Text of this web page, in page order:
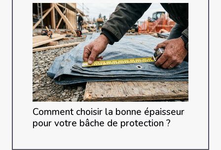
Comment choisir la bonne épaisseur
pour votre bâche de protection ?